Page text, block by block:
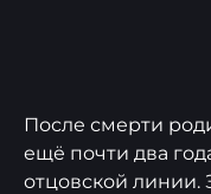
После смерти
ещё почти два
отцовской линии.